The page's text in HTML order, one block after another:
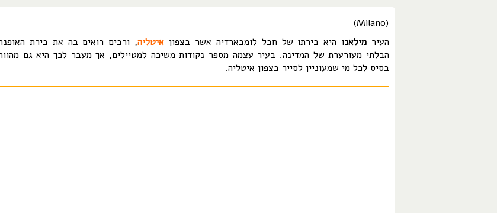
(Milano)
העיר מילאנו היא בירתו של חבל לומבארדיה אשר בצפון איטליה, ורבים רואים בה את בירת
הבלתי מעורערת של המדינה. בעיר עצמה מספר נקודות משיכה למטיילים, אך מעבר לכך היא גם
בסיס לכל מי שמעוניין לסייר בצפון איטליה.